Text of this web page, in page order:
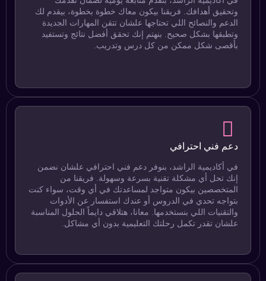
وتحقيق أهدافك. فريقنا بيكون معاك خطوة بخطوة، بيقدم لك
الدعم والنصائح اللي تحتاجها علشان تتقن المهارات الجديدة
وتطبقها بشكل صحيح. بنهتم إنك تحقق أفضل نتائج وتستفيد
بأقصى شكل ممكن من كل درس وتدريب.
دعم فني احترافي
في أكاديمية الراشد، بنوفر دعم فني احترافي علشان نضمن
إنك تحل أي مشكلة تقنية بسرعة وسهولة. فريقنا من
المتخصصين بيكون متواجد لمساعدتك في أي وقت، سواء كنت
بتواجه تحدي في الدروس أو عندك استفسار عن الأدوات
والتقنيات اللي بنستخدمها. معانا، هتلاقي دايماً الحلول المناسبة
علشان تقدر تكمل رحلتك التعليمية بدون أي مشاكل.